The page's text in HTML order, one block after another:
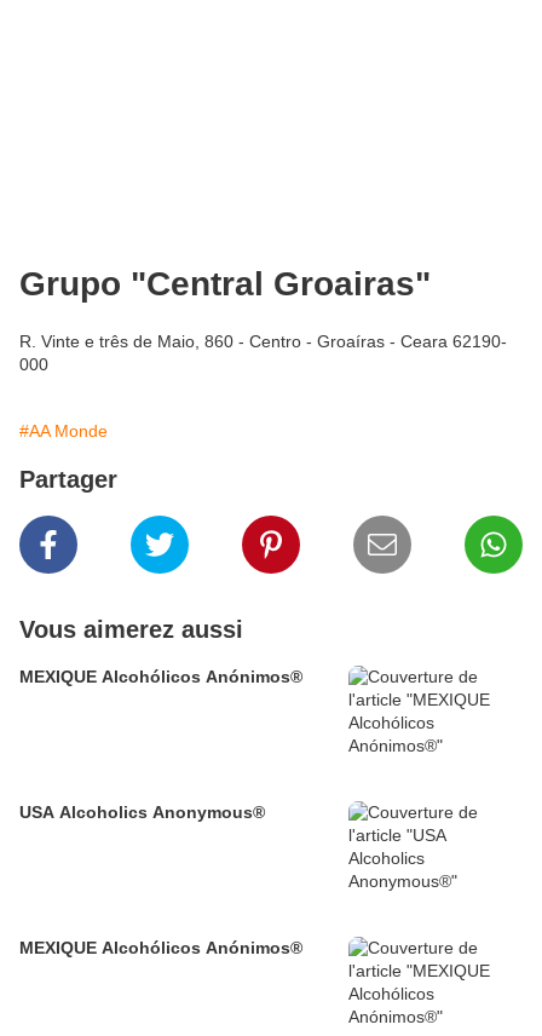
Grupo "Central Groairas"
R. Vinte e três de Maio, 860 - Centro - Groaíras - Ceara 62190-
000
#AA Monde
Partager
Vous aimerez aussi
MEXIQUE Alcohólicos Anónimos®
USA Alcoholics Anonymous®
MEXIQUE Alcohólicos Anónimos®